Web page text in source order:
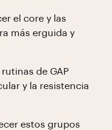
el core y las
más erguida y
rutinas de GAP
y la resistencia
estos grupos